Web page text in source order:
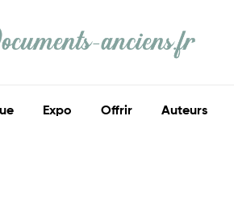
Expo Offrir Auteurs